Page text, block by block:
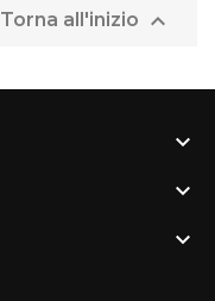
Torna all'inizio 


